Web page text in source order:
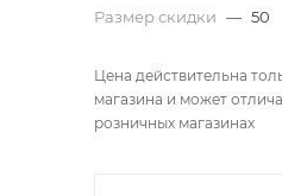
Размер скидки — 50
Цена действительна
магазина и может
розничных магазинах